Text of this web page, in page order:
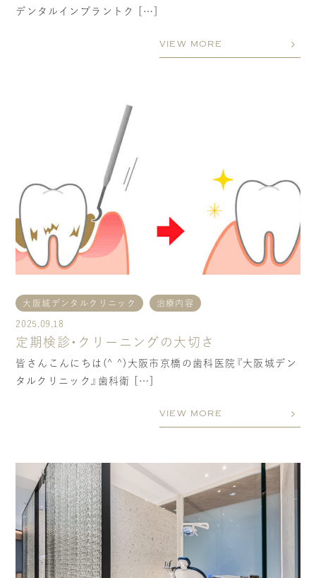
デンタルインプラントク […]
VIEW MORE
大阪城デンタルクリニック 治療内容
2025.09.18
定期検診・クリーニングの大切さ
皆さんこんにちは(^ ^)大阪市京橋の歯科医院『大阪城デン
タルクリニック』歯科衛 […]
VIEW MORE